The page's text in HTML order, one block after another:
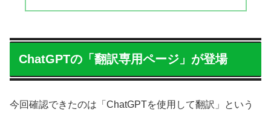
ChatGPTの「翻訳専用ページ」が登場
今回確認できたのは「ChatGPTを使用して翻訳」という